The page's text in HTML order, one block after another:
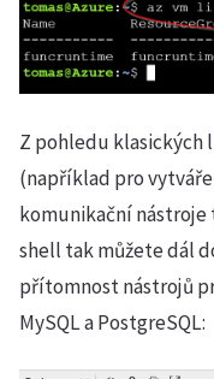
Z pohledu klasických
(například pro
komunikační
shell tak můžete dál
přítomnost nástrojů
MySQL a PostgreSQL: